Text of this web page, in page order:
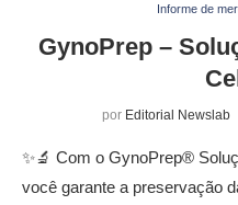
Informe de
GynoPrep –
por Editorial Newslab
✨🔬 Com o GynoPrep®
você garante a preservação